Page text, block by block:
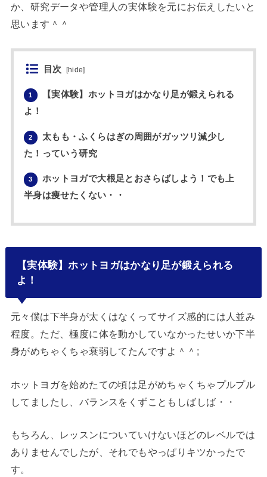
か、研究データや管理人の実体験を元にお伝えしたいと
思います＾＾
目次 [hide]
1
【実体験】ホットヨガはかなり足が鍛えられる
よ！
2
太もも・ふくらはぎの周囲がガッツリ減少し
た！っていう研究
3
ホットヨガで大根足とおさらばしよう！でも上
半身は痩せたくない・・
【実体験】ホットヨガはかなり足が鍛えられる
よ！
元々僕は下半身が太くはなくってサイズ感的には人並み
程度。ただ、極度に体を動かしていなかったせいか下半
身がめちゃくちゃ衰弱してたんですよ＾＾;
ホットヨガを始めたての頃は足がめちゃくちゃプルプル
してましたし、バランスをくずこともしばしば・・
もちろん、レッスンについていけないほどのレベルでは
ありませんでしたが、それでもやっぱりキツかったで
す。